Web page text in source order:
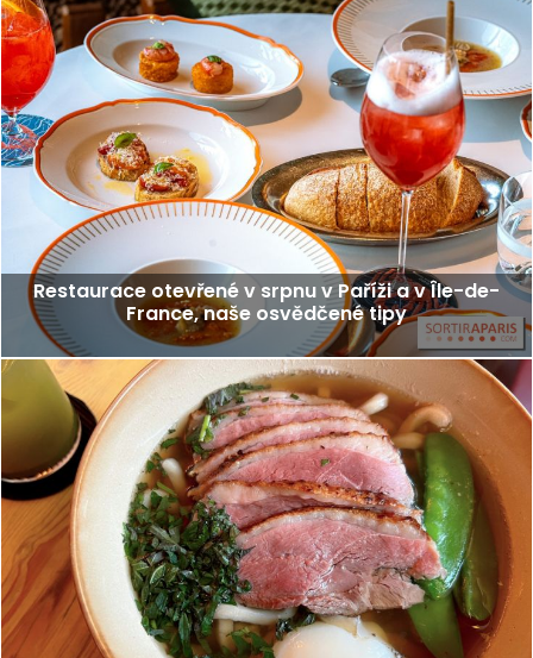
Restaurace otevřené v srpnu v Paříži a v Île-de-
France, naše osvědčené tipy